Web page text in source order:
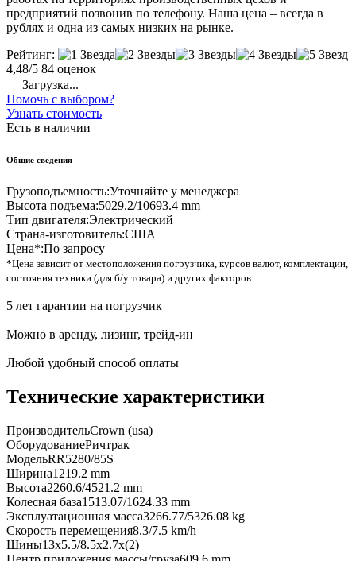
предприятий позвонив по телефону. Наша цена – всегда в
рублях и одна из самых низких на рынке.
Рейтинг:
4,48/5 84 оценок
Загрузка...
Помочь с выбором?
Узнать стоимость
Есть в наличии
Общие сведения
Грузоподъемность:Уточняйте у менеджера
Высота подъема:5029.2/10693.4 mm
Тип двигателя:Электрический
Страна-изготовитель:США
Цена*:По запросу
*Цена зависит от местоположения погрузчика, курсов валют, комплектации,
состояния техники (для б/у товара) и других факторов
5 лет гарантии на погрузчик
Можно в аренду, лизинг, трейд-ин
Любой удобный способ оплаты
Технические характеристики
ПроизводительCrown (usa)
ОборудованиеРичтрак
МодельRR5280/85S
Ширина1219.2 mm
Высота2260.6/4521.2 mm
Колесная база1513.07/1624.33 mm
Эксплуатационная масса3266.77/5326.08 kg
Скорость перемещения8.3/7.5 km/h
Шины13x5.5/8.5x2.7x(2)